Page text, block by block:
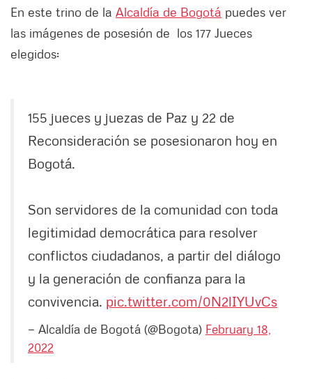
En este trino de la Alcaldía de Bogotá puedes ver
las imágenes de posesión de los 177 Jueces
elegidos:
155 jueces y juezas de Paz y 22 de
Reconsideración se posesionaron hoy en
Bogotá.
Son servidores de la comunidad con toda
legitimidad democrática para resolver
conflictos ciudadanos, a partir del diálogo
y la generación de confianza para la
convivencia. pic.twitter.com/0N2lIYUvCs
— Alcaldía de Bogotá (@Bogota) February 18,
2022